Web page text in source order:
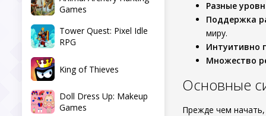
Games
Tower Quest: Pixel Idle
RPG
King of Thieves
Doll Dress Up: Makeup
Games
Разные
Поддержка
миру.
Интуитивно
Множество
Основные
Прежде чем